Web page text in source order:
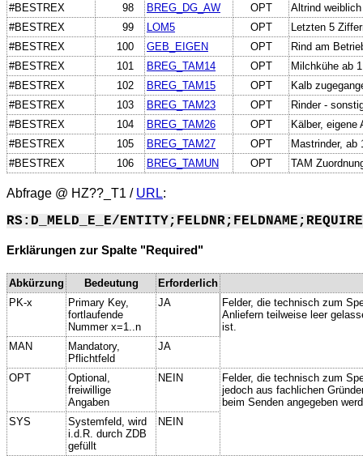
#BESTREX
98 BREG_DG_AW OPT
Altrind
#BESTREX
99 LOM5 OPT
Letzten 5
#BESTREX
100 GEB_EIGEN OPT
Rind am
#BESTREX
101 BREG_TAM14 OPT
Milchkühe ab
#BESTREX
102 BREG_TAM15 OPT
Kalb
#BESTREX
103 BREG_TAM23 OPT
Rinder -
#BESTREX
104 BREG_TAM26 OPT
Kälber, eigene
#BESTREX
105 BREG_TAM27 OPT
Mastrinder, ab
#BESTREX
106 BREG_TAMUN OPT TAM
Abfrage @ HZ??_T1 / URL:
RS:D_MELD_E_E/
Erklärungen zur Spalte "Required"
Abkürzung Bedeutung
Erforderlich
PK-x
Primary Key,
fortlaufende
Nummer x=1..n
JA
Felder, die technisch zum
Anliefern teilweise leer
ist.
MAN
Mandatory,
Pflichtfeld
JA
OPT
Optional,
freiwillige
Angaben
NEIN
Felder, die technisch zum
jedoch aus fachlichen
beim Senden angegeben
SYS
Systemfeld, wird
i.d.R. durch ZDB
gefüllt
NEIN